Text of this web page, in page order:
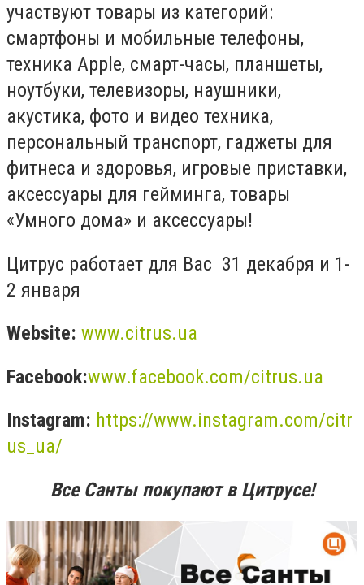
участвуют товары из категорий:
смартфоны и мобильные телефоны,
техника Apple, смарт-часы, планшеты,
ноутбуки, телевизоры, наушники,
акустика, фото и видео техника,
персональный транспорт, гаджеты для
фитнеса и здоровья, игровые приставки,
аксессуары для гейминга, товары
«Умного дома» и аксессуары!
Цитрус работает для Вас 31 декабря и 1-
2 января
Website: www.citrus.ua
Facebook:www.facebook.com/citrus.ua
Instagram: https://www.instagram.com/citr
us_ua/
Все Санты покупают в Цитрусе!